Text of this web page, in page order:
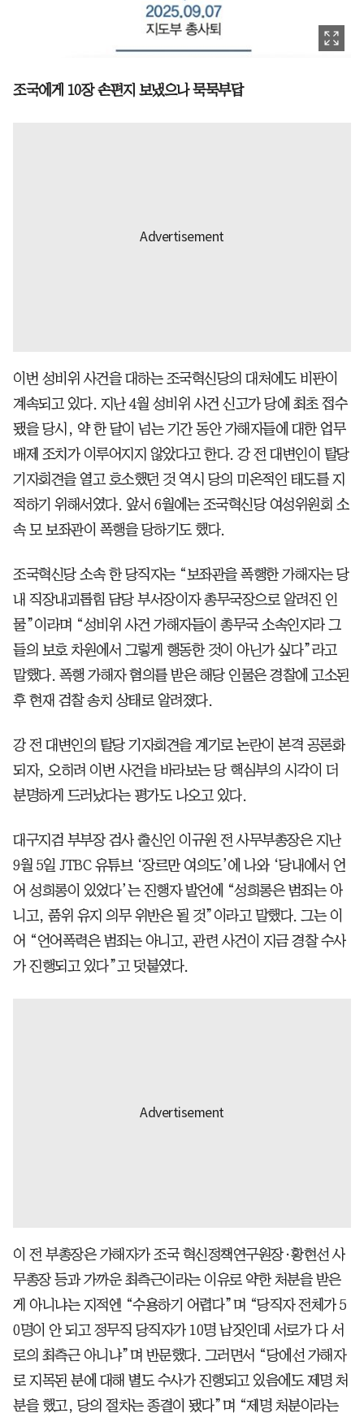
조국에게 10장 손편지 보냈으나 묵묵부답
이번 성비위 사건을 대하는 조국혁신당의 대처에도 비판이
계속되고 있다. 지난 4월 성비위 사건 신고가 당에 최초 접수
됐을 당시, 약 한 달이 넘는 기간 동안 가해자들에 대한 업무
배제 조치가 이루어지지 않았다고 한다. 강 전 대변인이 탈당
기자회견을 열고 호소했던 것 역시 당의 미온적인 태도를 지
적하기 위해서였다. 앞서 6월에는 조국혁신당 여성위원회 소
속 모 보좌관이 폭행을 당하기도 했다.
조국혁신당 소속 한 당직자는 “보좌관을 폭행한 가해자는 당
내 직장내괴롭힘 담당 부서장이자 총무국장으로 알려진 인
물”이라며 “성비위 사건 가해자들이 총무국 소속인지라 그
들의 보호 차원에서 그렇게 행동한 것이 아닌가 싶다”라고
말했다. 폭행 가해자 혐의를 받은 해당 인물은 경찰에 고소된
후 현재 검찰 송치 상태로 알려졌다.
강 전 대변인의 탈당 기자회견을 계기로 논란이 본격 공론화
되자, 오히려 이번 사건을 바라보는 당 핵심부의 시각이 더
분명하게 드러났다는 평가도 나오고 있다.
대구지검 부부장 검사 출신인 이규원 전 사무부총장은 지난
9월 5일 JTBC 유튜브 ‘장르만 여의도’에 나와 ‘당내에서 언
어 성희롱이 있었다’는 진행자 발언에 “성희롱은 범죄는 아
니고, 품위 유지 의무 위반은 될 것”이라고 말했다. 그는 이
어 “언어폭력은 범죄는 아니고, 관련 사건이 지금 경찰 수사
가 진행되고 있다”고 덧붙였다.
이 전 부총장은 가해자가 조국 혁신정책연구원장·황현선 사
무총장 등과 가까운 최측근이라는 이유로 약한 처분을 받은
게 아니냐는 지적엔 “수용하기 어렵다”며 “당직자 전체가 5
0명이 안 되고 정무직 당직자가 10명 남짓인데 서로가 다 서
로의 최측근 아니냐”며 반문했다. 그러면서 “당에선 가해자
로 지목된 분에 대해 별도 수사가 진행되고 있음에도 제명 처
분을 했고, 당의 절차는 종결이 됐다”며 “제명 처분이라는